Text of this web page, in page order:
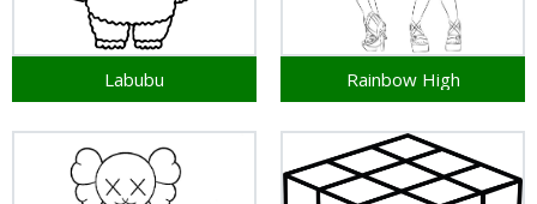
Labubu Rainbow High